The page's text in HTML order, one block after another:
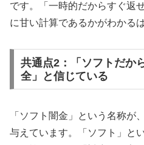
です。「一時的だからすぐ返
に甘い計算であるかがわかる
共通点2：「ソフトだか
全」と信じている
「ソフト闇金」という名称が
与えています。「ソフト」と